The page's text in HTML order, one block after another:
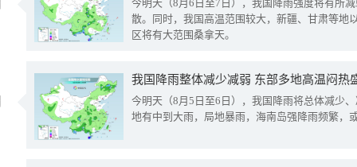
今明天（8月6日至7日），我国降雨强度将有所
散。同时，我国高温范围较大，新疆、甘肃等地
区将有大范围桑拿天。
我国降雨整体减少减弱 东部多地高温闷热
今明天（8月5日至6日），我国降雨将总体减少
地有中到大雨，局地暴雨，海南岛强降雨频繁，